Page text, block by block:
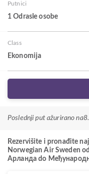
Putnici
1 Odrasle osobe
Class
Ekonomija
Poslednji put ažurirano na
Rezervišite i pronađite
Norwegian Air Sweden
Арланда do